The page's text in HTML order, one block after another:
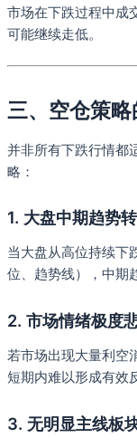
市场在下跌过程中成
可能继续走低。
三、空仓策
并非所有下跌行情都
略：
1. 大盘中期趋势
当大盘从高位持续下
位、趋势线），中期
2. 市场情绪极度
若市场出现大量利空
短期内难以形成有效
3. 无明显主线板